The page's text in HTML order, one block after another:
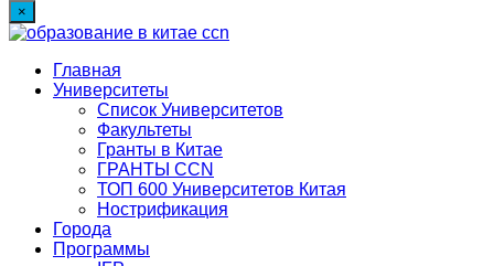
×
Главная
Университеты
Список Университетов
Факультеты
Гранты в Китае
ГРАНТЫ ССN
ТОП 600 Университетов Китая
Нострификация
Города
Программы